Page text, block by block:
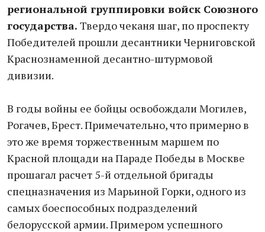
региональной группировки войск Союзного
государства. Твердо чеканя шаг, по проспекту
Победителей прошли десантники Черниговской
Краснознаменной десантно-штурмовой
дивизии.
В годы войны ее бойцы освобождали Могилев,
Рогачев, Брест. Примечательно, что примерно в
это же время торжественным маршем по
Красной площади на Параде Победы в Москве
прошагал расчет 5-й отдельной бригады
спецназначения из Марьиной Горки, одного из
самых боеспособных подразделений
белорусской армии. Примером успешного